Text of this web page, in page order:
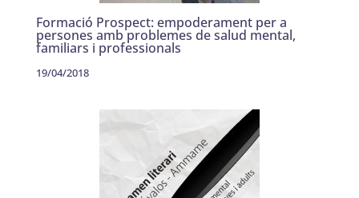
Formació Prospect: empoderament per a
persones amb problemes de salud mental,
familiars i professionals
19/04/2018